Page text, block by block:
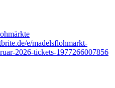
e/madelsflohmarkt-
2026-tickets-1977266007856